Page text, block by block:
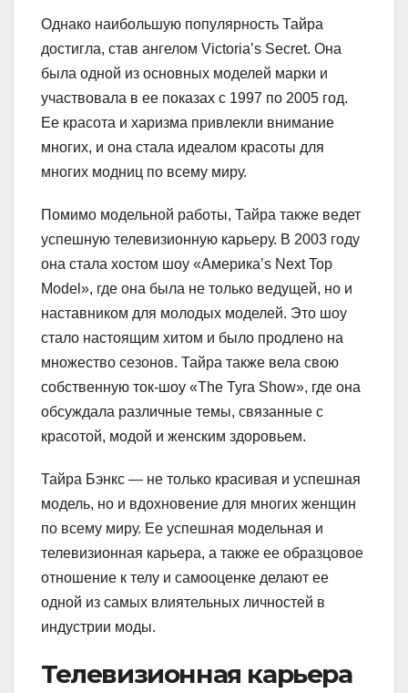
Однако наибольшую популярность Тайра
достигла, став ангелом Victoria’s Secret. Она
была одной из основных моделей марки и
участвовала в ее показах с 1997 по 2005 год.
Ее красота и харизма привлекли внимание
многих, и она стала идеалом красоты для
многих модниц по всему миру.
Помимо модельной работы, Тайра также ведет
успешную телевизионную карьеру. В 2003 году
она стала хостом шоу «Америка’s Next Top
Model», где она была не только ведущей, но и
наставником для молодых моделей. Это шоу
стало настоящим хитом и было продлено на
множество сезонов. Тайра также вела свою
собственную ток-шоу «The Tyra Show», где она
обсуждала различные темы, связанные с
красотой, модой и женским здоровьем.
Тайра Бэнкс — не только красивая и успешная
модель, но и вдохновение для многих женщин
по всему миру. Ее успешная модельная и
телевизионная карьера, а также ее образцовое
отношение к телу и самооценке делают ее
одной из самых влиятельных личностей в
индустрии моды.
Телевизионная карьера